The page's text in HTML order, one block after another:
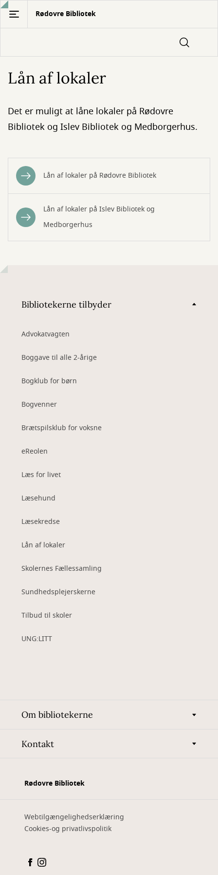
Gå
hovedindhold
Rødovre Bibliotek
Lån af lokaler
Det er muligt at låne lokaler på Rødovre
Bibliotek og Islev Bibliotek og Medborgerhus.
Lån af lokaler på Rødovre Bibliotek
Lån af lokaler på Islev Bibliotek og
Medborgerhus
Bibliotekerne tilbyder
Advokatvagten
Boggave til alle 2-årige
Bogklub for børn
Bogvenner
Brætspilsklub for voksne
eReolen
Læs for livet
Læsehund
Læsekredse
Lån af lokaler
Skolernes Fællessamling
Sundhedsplejerskerne
Tilbud til skoler
UNG:LITT
Om bibliotekerne
Kontakt
Rødovre Bibliotek
Webtilgængelighedserklæring
Cookies-og privatlivspolitik